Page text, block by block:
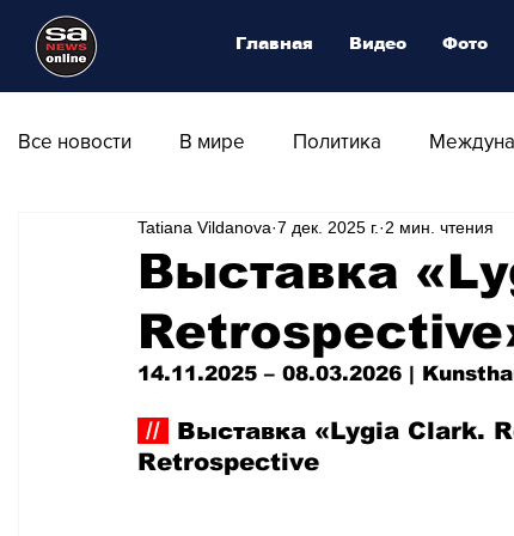
Все новости В мире Политика
Общество Армия Аналитика
Транспорт Культура Магия искусства
Природа - Климат Туризм Спорт
Выставка
Tatiana Vildanova 7 дек. 2025 г. 2 мин. чтения
14.11.2025 – 08.03.2026 |
// Выставка «Lygia Clark.
Retrospective
Главная Видео Фото